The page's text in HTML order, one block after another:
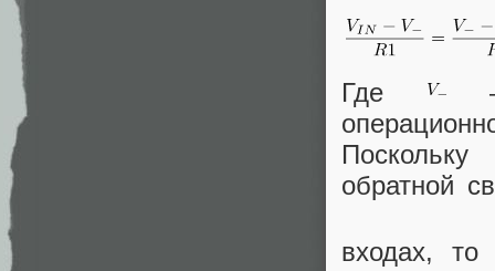
Где
—
обратной
входах, то